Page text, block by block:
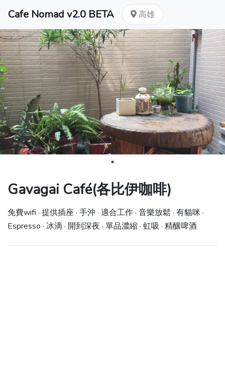
Cafe Nomad v2.0 BETA 高雄
Gavagai Café(各比伊咖啡)
免費wifi · 提供插座 · 手沖 · 適合工作 · 音樂放鬆 · 有貓咪 ·
Espresso · 冰滴 · 開到深夜 · 單品濃縮 · 虹吸 · 精釀啤酒